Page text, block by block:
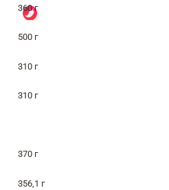
360 г
500 г
310 г
310 г
370 г
356,1 г